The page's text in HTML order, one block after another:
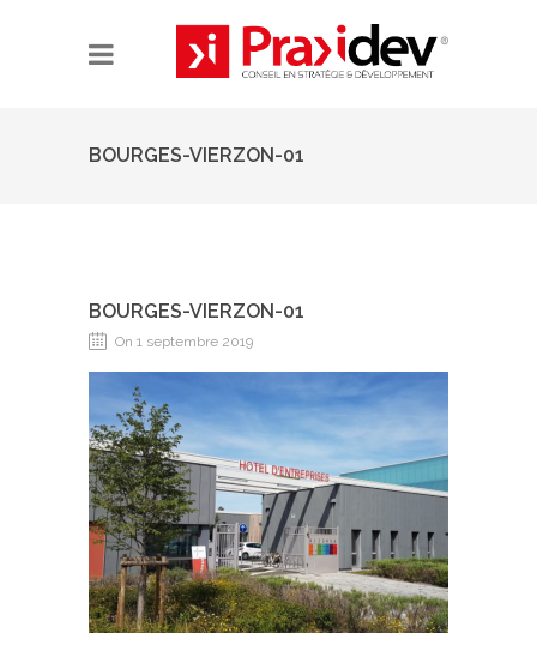
BOURGES-VIERZON-01
BOURGES-VIERZON-01
On 1 septembre 2019